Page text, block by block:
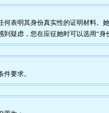
何表明其身份真实性的证明材料。
到疑虑，您在应征她时可以选用“身
要求。